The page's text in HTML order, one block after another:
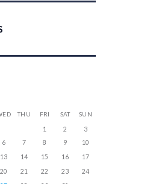
THU FRI SAT SUN
1 2
3
6 7 8 9
10
13 14 15 16
17
20 21 22 23
24